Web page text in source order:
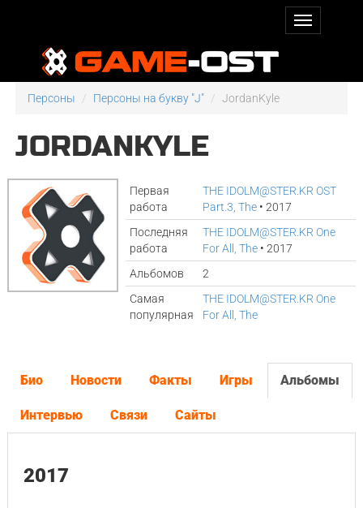
Персоны Персоны на букву "J" JordanKyle
JORDANKYLE
Первая
работа
THE IDOLM@STER.KR OST
Part.3, The • 2017
Последняя
работа
THE IDOLM@STER.KR One
For All, The • 2017
Альбомов
2
Самая
популярная
THE IDOLM@STER.KR One
For All, The
Био Новости Факты Игры Альбомы
Интервью Связи Сайты
2017